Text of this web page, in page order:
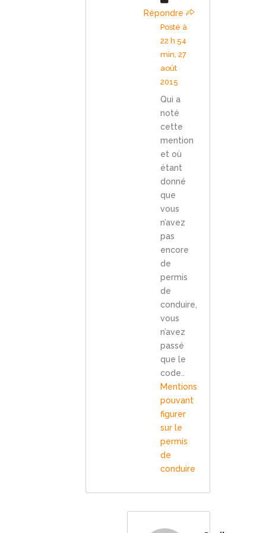
Répondre
Posté à
22 h 54
min, 27
août
2015
Qui a
noté
cette
mention
et où
étant
donné
que
vous
n’avez
pas
encore
de
permis
de
conduire,
vous
n’avez
passé
que le
code..
Mentions
pouvant
figurer
sur le
permis
de
conduire